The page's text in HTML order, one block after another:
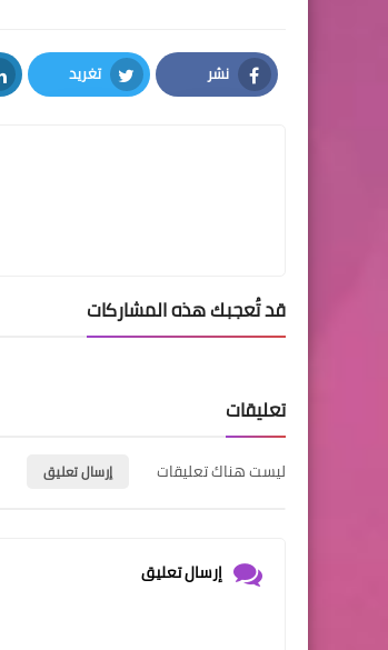
نشر
Facebook
تغريد
Twitter
قد تُعجبك هذه المشاركات
تعليقات
ليست هناك تعليقات إرسال تعليق
إرسال تعليق